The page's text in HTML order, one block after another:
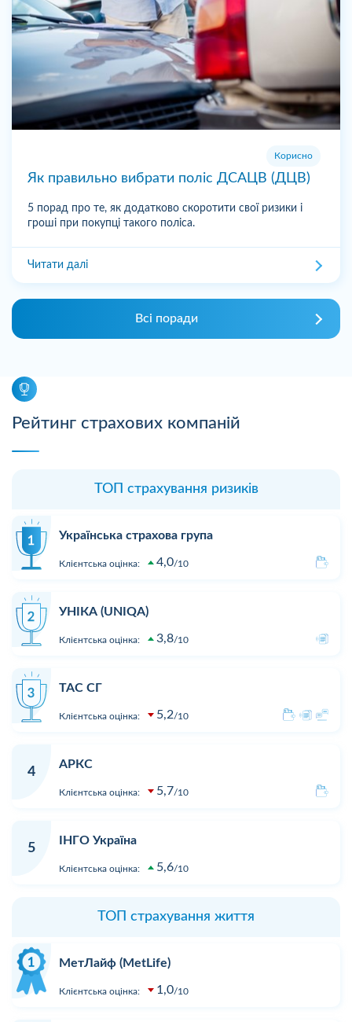
Корисно
Як правильно вибрати поліс ДСАЦВ (ДЦВ)
5 порад про те, як додатково скоротити свої ризики і
гроші при покупці такого поліса.
Читати далі
Всі поради
Рейтинг страхових компаній
ТОП страхування ризиків
Українська страхова група
Клієнтська оцінка: 4,0 10
УНІКА (UNIQA)
Клієнтська оцінка: 3,8 10
ТАС СГ
Клієнтська оцінка: 5,2 10
4
АРКС
Клієнтська оцінка: 5,7 10
5
ІНГО Україна
Клієнтська оцінка: 5,6 10
ТОП страхування життя
МетЛайф (MetLife)
Клієнтська оцінка: 1,0 10